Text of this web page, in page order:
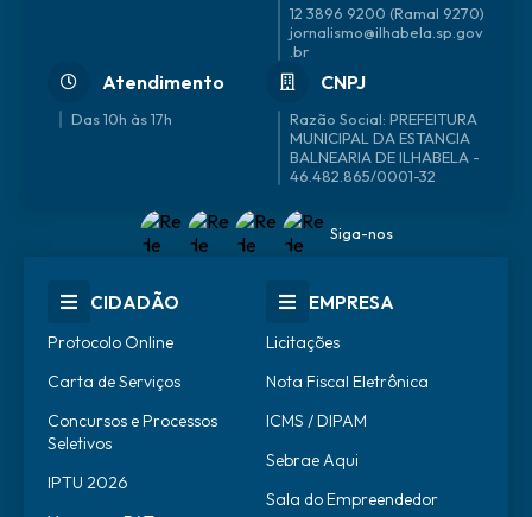
12 3896 9200 (Ramal 9270)
jornalismo@ilhabela.sp.gov
.br
Atendimento
Das 10h às 17h
CNPJ
46.482.865/0001-32
Siga-nos
CIDADÃO
Protocolo Online
Carta de Serviços
Concursos e Processos
Seletivos
IPTU 2026
EMPRESA
Licitações
Nota Fiscal Eletrônica
ICMS / DIPAM
Sebrae Aqui
Sala do Empreendedor